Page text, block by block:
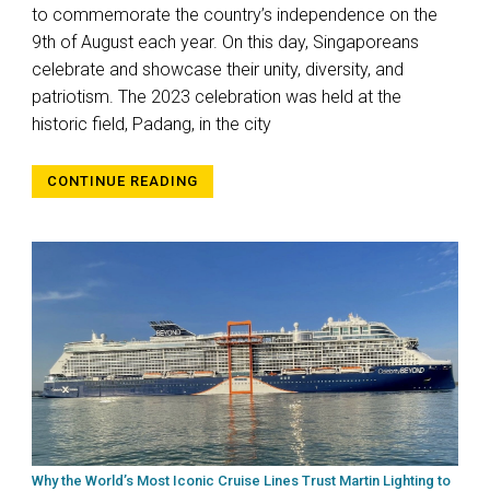
to commemorate the country’s independence on the
9th of August each year. On this day, Singaporeans
celebrate and showcase their unity, diversity, and
patriotism. The 2023 celebration was held at the
historic field, Padang, in the city
CONTINUE READING
Why the World’s Most Iconic Cruise Lines Trust Martin Lighting to